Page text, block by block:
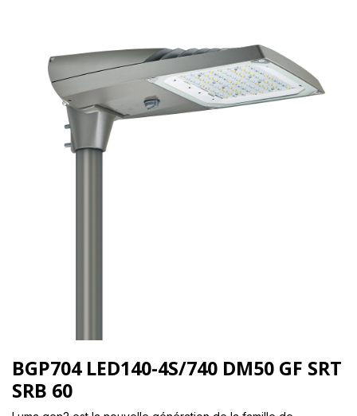
BGP704 LED140-4S/740 DM50 GF SRT
SRB 60